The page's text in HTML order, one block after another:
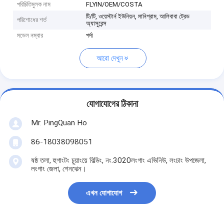
পরিচিতিমুলক নাম
FLYIN/OEM/COSTA
পরিশোধের শর্ত
টি/টি, ওয়েস্টার্ন ইউনিয়ন, মানিগ্রাম, আলিবাবা ট্রেড
অ্যাসুরেন্স
মডেল নম্বার
পর্দা
আরো দেখুন
যোগাযোগের ঠিকানা
Mr. PingQuan Ho
86-18038098051
ষষ্ঠ তলা, হুগাংটং চুয়াংয়ে বিল্ডিং, নং.3020লংগাং এভিনিউ, লংচাং উপজেলা,
লংগাং জেলা, শেনঝেন।
এখন যোগাযোগ